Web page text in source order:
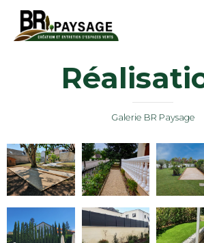
Galerie BR Paysage